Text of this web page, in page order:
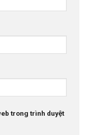
trong trình duyệt